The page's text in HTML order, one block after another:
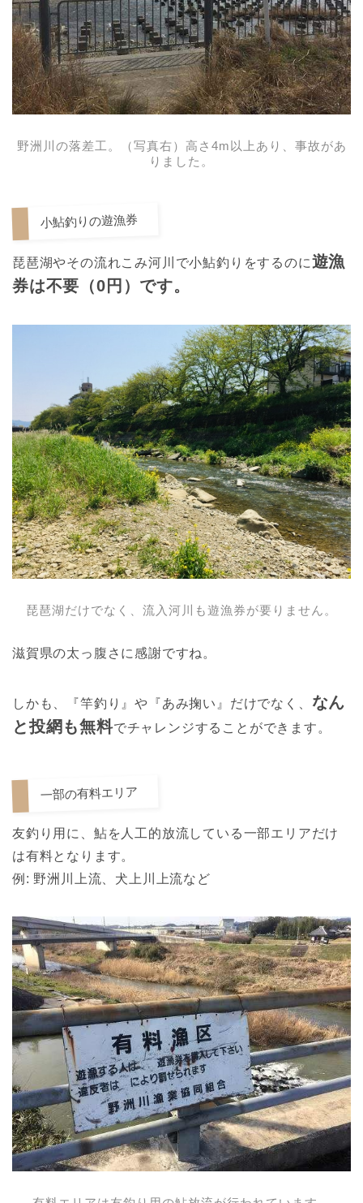
野洲川の落差工。（写真右）高さ4m以上あり、事故があ
りました。
小鮎釣りの遊漁券
琵琶湖やその流れこみ河川で小鮎釣りをするのに遊漁
券は不要（0円）です。
琵琶湖だけでなく、流入河川も遊漁券が要りません。
滋賀県の太っ腹さに感謝ですね。
しかも、『竿釣り』や『あみ掬い』だけでなく、 なん
と投網も無料でチャレンジすることができます。
一部の有料エリア
友釣り用に、鮎を人工的放流している一部エリアだけ
は有料となります。
例: 野洲川上流、犬上川上流など